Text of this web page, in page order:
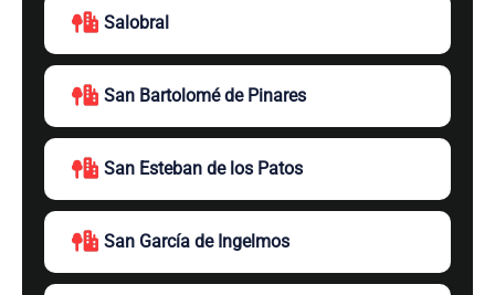
Salobral
San Bartolomé de Pinares
San Esteban de los Patos
San García de Ingelmos